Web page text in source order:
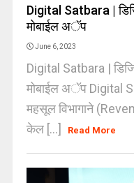
Digital Satbara |
मोबाईल अॅप
June 6, 2023
Digital Satbara |
मोबाईल अॅप Digital
महसूल विभागाने
केल [...]
Read More